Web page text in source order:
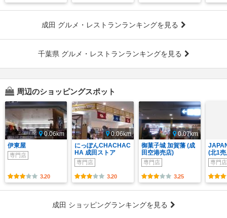
成田 グルメ・レストランランキングを見る
千葉県 グルメ・レストランランキングを見る
周辺のショッピングスポット
0.06km
伊東屋
専門店
3.20
0.06km
にっぽんCHACHAC
HA 成田ストア
専門店
3.20
0.07km
御菓子城 加賀藩 (成
田空港売店)
専門店
3.25
(北1
専門店
成田 ショッピングランキングを見る